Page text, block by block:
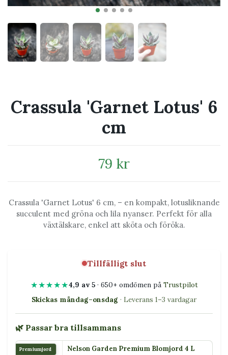
Crassula 'Garnet Lotus' 6
cm
79 kr
Crassula 'Garnet Lotus' 6 cm, – en kompakt, lotusliknande
succulent med gröna och lila nyanser. Perfekt för alla
växtälskare, enkel att sköta och föröka.
Tillfälligt slut
★★★★★4,9 av 5· 650+ omdömen på Trustpilot
Skickas måndag–onsdag · Leverans 1–3 vardagar
🌿 Passar bra tillsammans
Premiumjord Nelson Garden Premium Blomjord 4 L